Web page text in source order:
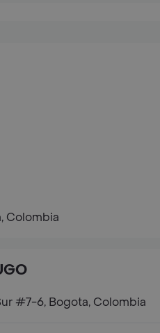
Colombia
#7-6, Bogota, Colombia